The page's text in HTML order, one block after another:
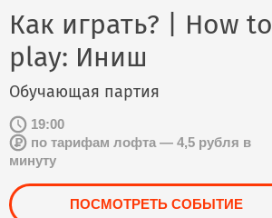
Как играть? | How to
play: Иниш
Обучающая партия
19:00
по тарифам лофта — 4,5 рубля в
минуту
ПОСМОТРЕТЬ СОБЫТИЕ